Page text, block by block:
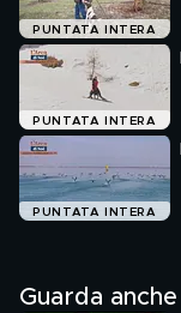
PUNTATA INTERA
PUNTATA INTERA
PUNTATA INTERA
Guarda anche